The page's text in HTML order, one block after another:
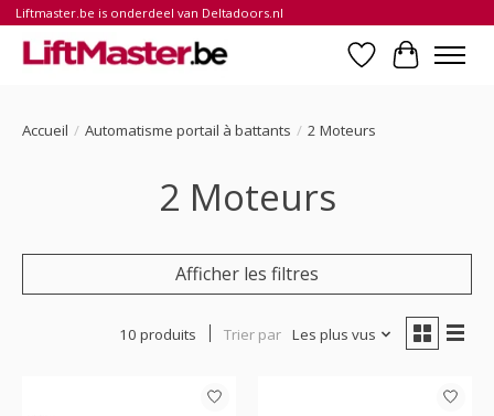
Liftmaster.be is onderdeel van Deltadoors.nl
Liste dePanier
Accueil / Automatisme portail à battants / 2 Moteurs
2 Moteurs
Afficher les filtres
10 produits Trier par Les plus vus